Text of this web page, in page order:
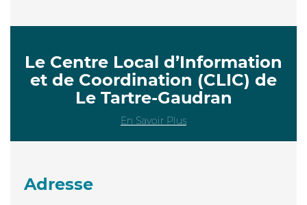
Le Centre Local d’Information
et de Coordination (CLIC) de
Le Tartre-Gaudran
En Savoir Plus
Adresse